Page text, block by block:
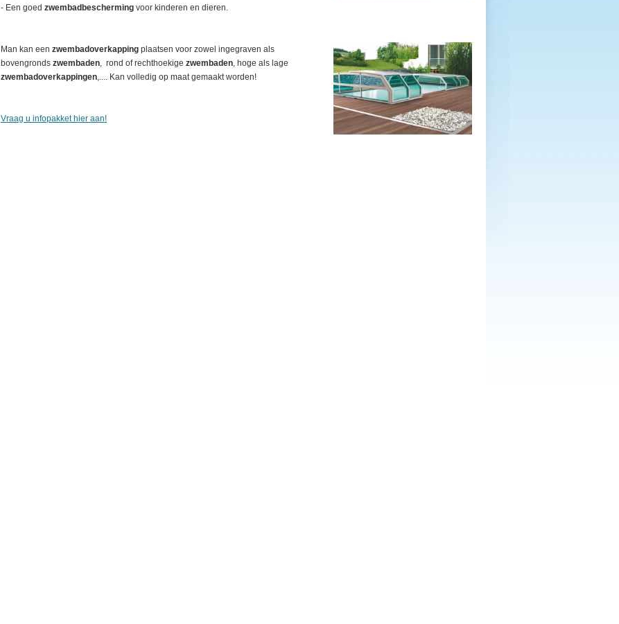
- Een goed zwembadbescherming voor kinderen en dieren.
Man kan een zwembadoverkapping plaatsen voor zowel ingegraven als
bovengronds zwembaden, rond of rechthoekige zwembaden, hoge als lage
zwembadoverkappingen,.... Kan volledig op maat gemaakt worden!
Vraag u infopakket hier aan!